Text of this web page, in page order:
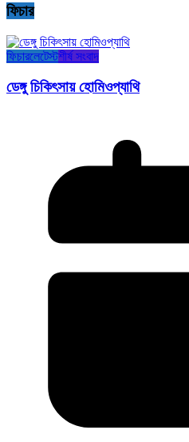
ফিচার
ফিচারলেটেস্টশীর্ষ সংবাদ
ডেঙ্গু চিকিৎসায় হোমিওপ্যাথি